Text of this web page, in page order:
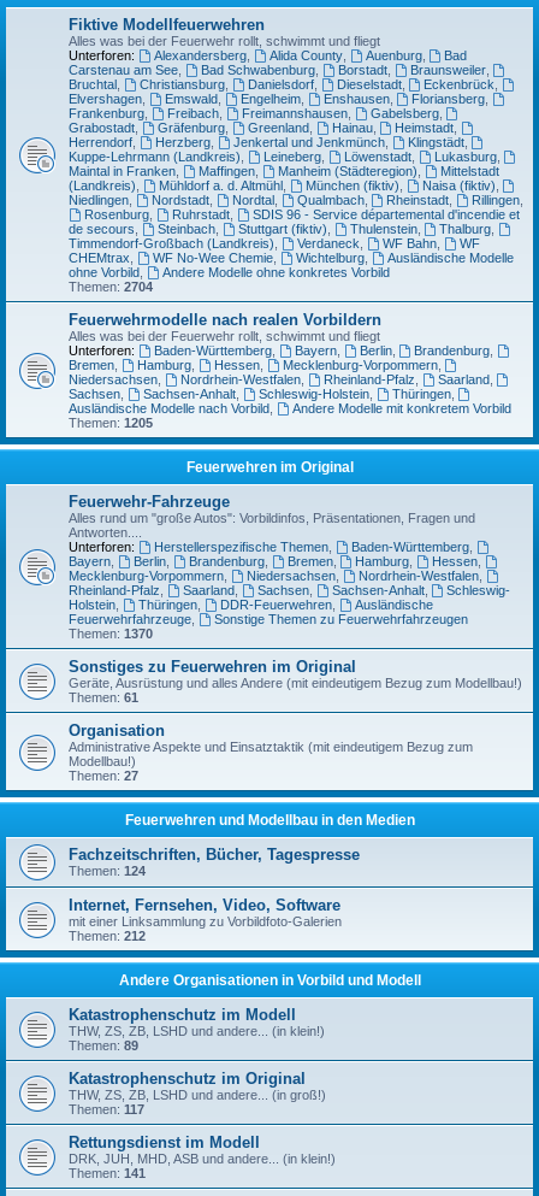
Fiktive Modellfeuerwehren
Alles was bei der Feuerwehr rollt, schwimmt und fliegt
Unterforen:
Alexandersberg, Alida County, Auenburg,
Bad
Carstenau am See
Bad Schwabenburg, Borstadt, Braunsweiler,
Bruchtal
Christiansburg, Danielsdorf, Dieselstadt, Eckenbrück
Elvershagen
Emswald, Engelheim, Enshausen, Floriansberg
Frankenburg
Freibach, Freimannshausen, Gabelsberg,
Grabostadt
Gräfenburg, Greenland, Hainau, Heimstadt
Herrendorf
Herzberg, Jenkertal und Jenkmünch, Klingstädt,
Kuppe-Lehrmann (Landkreis)
Leineberg, Löwenstadt, Lukasburg,
Maintal in Franken
Maffingen, Manheim (Städteregion)
Mittelstadt
(Landkreis)
Mühldorf a. d. Altmühl, München (fiktiv) Naisa (fiktiv)
Niedlingen
Nordstadt, Nordtal, Qualmbach, Rheinstadt Rillingen
Rosenburg, Ruhrstadt,
SDIS 96 - Service départemental d'incendie et
de secours
Steinbach, Stuttgart (fiktiv) Thulenstein, Thalburg
Timmendorf-Großbach (Landkreis)
Verdaneck WF Bahn,
WF
CHEMtrax
WF No-Wee Chemie, Wichtelburg,
Ausländische Modelle
ohne Vorbild
Andere Modelle ohne konkretes Vorbild
Themen: 2704
Feuerwehrmodelle nach realen Vorbildern
Alles was bei der Feuerwehr rollt, schwimmt und fliegt
Unterforen:
Baden-Württemberg, Bayern, Berlin, Brandenburg
Bremen
Hamburg, Hessen, Mecklenburg-Vorpommern,
Niedersachsen
Nordrhein-Westfalen, Rheinland-Pfalz Saarland,
Sachsen
Sachsen-Anhalt, Schleswig-Holstein, Thüringen,
Ausländische Modelle nach Vorbild
Andere Modelle mit konkretem Vorbild
Themen: 1205
Feuerwehren im Original
Feuerwehr-Fahrzeuge
Alles rund um "große Autos": Vorbildinfos, Präsentationen, Fragen und
Antworten....
Unterforen:
Herstellerspezifische Themen, Baden-Württemberg,
Bayern
Berlin, Brandenburg, Bremen, Hamburg Hessen
Mecklenburg-Vorpommern
Niedersachsen, Nordrhein-Westfalen,
Rheinland-Pfalz
Saarland, Sachsen, Sachsen-Anhalt,
Schleswig-
Holstein
Thüringen, DDR-Feuerwehren,
Ausländische
Feuerwehrfahrzeuge
Sonstige Themen zu Feuerwehrfahrzeugen
Themen: 1370
Sonstiges zu Feuerwehren im Original
Geräte, Ausrüstung und alles Andere (mit eindeutigem Bezug zum Modellbau!)
Themen: 61
Organisation
Administrative Aspekte und Einsatztaktik (mit eindeutigem Bezug zum
Modellbau!)
Themen: 27
Feuerwehren und Modellbau in den Medien
Fachzeitschriften, Bücher, Tagespresse
Themen: 124
Internet, Fernsehen, Video, Software
mit einer Linksammlung zu Vorbildfoto-Galerien
Themen: 212
Andere Organisationen in Vorbild und Modell
Katastrophenschutz im Modell
THW, ZS, ZB, LSHD und andere... (in klein!)
Themen: 89
Katastrophenschutz im Original
THW, ZS, ZB, LSHD und andere... (in groß!)
Themen: 117
Rettungsdienst im Modell
DRK, JUH, MHD, ASB und andere... (in klein!)
Themen: 141